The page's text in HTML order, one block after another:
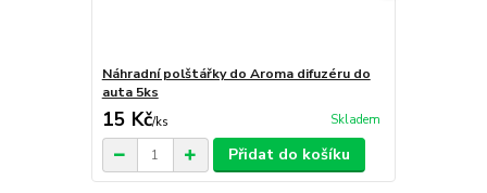
Náhradní polštářky do Aroma difuzéru do
auta 5ks
15 Kč/ks Skladem
Přidat do košíku